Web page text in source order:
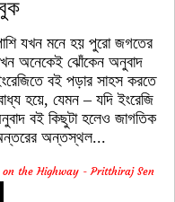
যখন মনে হয় পুরো জগতের
অনেকেই ঝোঁকেন অনুবাদ
বই পড়ার সাহস করতে
হয়ে, যেমন – যদি ইংরেজি
বই কিছুটা হলেও জাগতিক
অন্তস্থল...
the Highway - Pritthiraj Sen